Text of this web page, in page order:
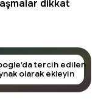
dikkat
tercih edilen
olarak ekleyin